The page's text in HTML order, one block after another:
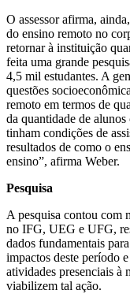
O assessor afirma,
do ensino remoto no
retornar à instituição
feita uma grande
4,5 mil estudantes. A
questões
remoto em termos de
da quantidade de
tinham condições de
resultados de como o
ensino”, afirma Weber.
Pesquisa
A pesquisa contou com
no IFG, UEG e UFG,
dados fundamentais
impactos deste período
atividades presenciais à
viabilizem tal ação.